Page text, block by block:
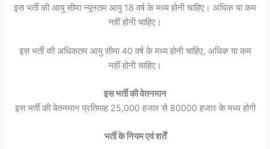
इस भर्ती की आयु सीमा न्यूनतम आयु 18 वर्ष के मध्य होनी चाहिए। अधिक या कम
नहीं होनी चाहिए।
इस भर्ती की अधिकतम आयु सीमा 40 वर्ष के मध्य होनी चाहिए, अधिक या कम
नहीं होनी चाहिए।
इस भर्ती की वेतनमान
इस भर्ती की वेतनमान प्रतिमाह 25,000 हजार से 80000 हजार के मध्य होगी
भर्ती के नियम एवं शर्तें